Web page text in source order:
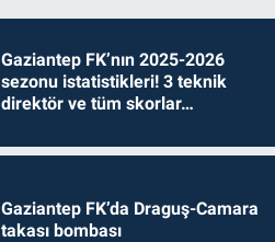
Gaziantep FK’nın 2025-2026
sezonu istatistikleri! 3 teknik
direktör ve tüm skorlar…
Gaziantep FK’da Draguş-Camara
takası bombası